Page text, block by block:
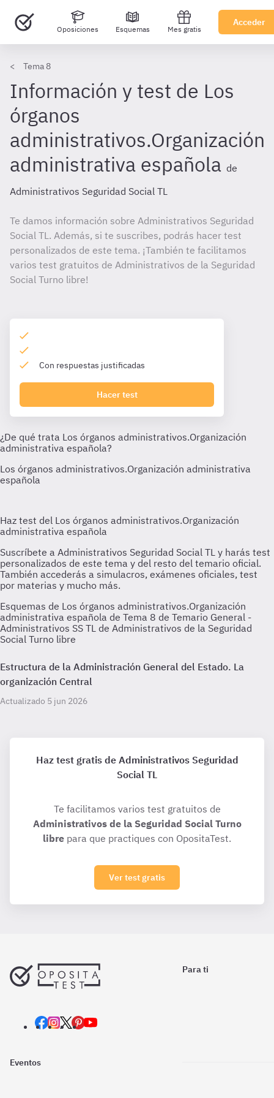
Oposiciones Esquemas Mes gratis
Acceder
Tema 8
Información y test de Los
órganos
administrativos.Organización
administrativa española de
Administrativos Seguridad Social TL
Te damos información sobre Administrativos Seguridad
Social TL. Además, si te suscribes, podrás hacer test
personalizados de este tema. ¡También te facilitamos
varios test gratuitos de Administrativos de la Seguridad
Social Turno libre!
Con respuestas justificadas
Hacer test
Esquemas de Los órganos administrativos.Organización
administrativa española de Tema 8 de Temario General -
Administrativos SS TL de Administrativos de la Seguridad
Social Turno libre
Estructura de la Administración General del Estado. La
organización Central
Actualizado 5 jun 2026
Haz test gratis de Administrativos Seguridad
Social TL
Te facilitamos varios test gratuitos de
Administrativos de la Seguridad Social Turno
libre para que practiques con OpositaTest.
Ver test gratis
Para ti
Eventos